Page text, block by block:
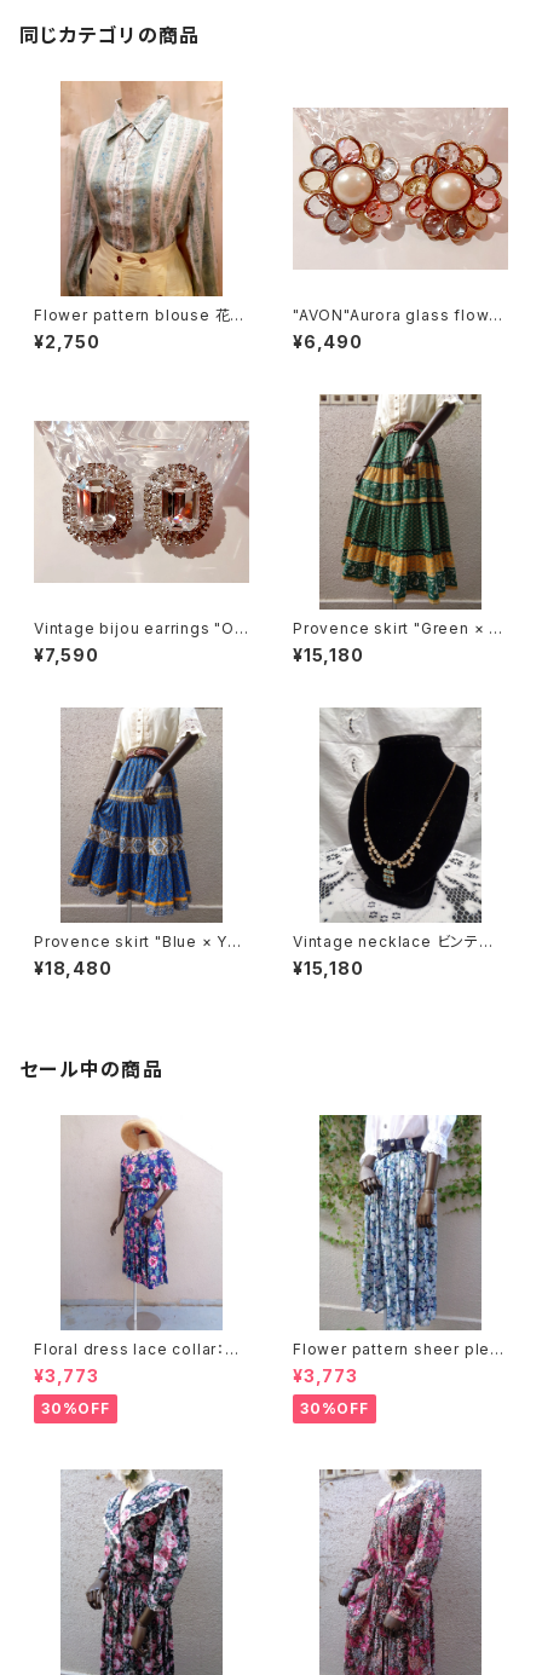
同じカテゴリの商品
Flower pattern blouse 花柄
ブラウス
¥2,750
"AVON"Aurora glass flower
motif earrings オーロラガラ
ス フラワーモチーフ イヤリング
¥6,490
Vintage bijou earrings "Ov
al shape" ビジュー オーバル
型 イヤリング
¥7,590
Provence skirt "Green × Y
ellow" プロヴァンス スカート
"グリーン × イエロー"
¥15,180
Provence skirt "Blue × Yell
ow" プロヴァンス スカート "ブ
ルー × イエロー"
¥18,480
Vintage necklace ビンテー
ジネックレス
¥15,180
セール中の商品
Floral dress lace collar：花
柄ワンピース レース襟
¥3,773
30%OFF
Flower pattern sheer pleat
s skirt ベルト付き 花柄 シアー
プリーツ スカート
¥3,773
30%OFF